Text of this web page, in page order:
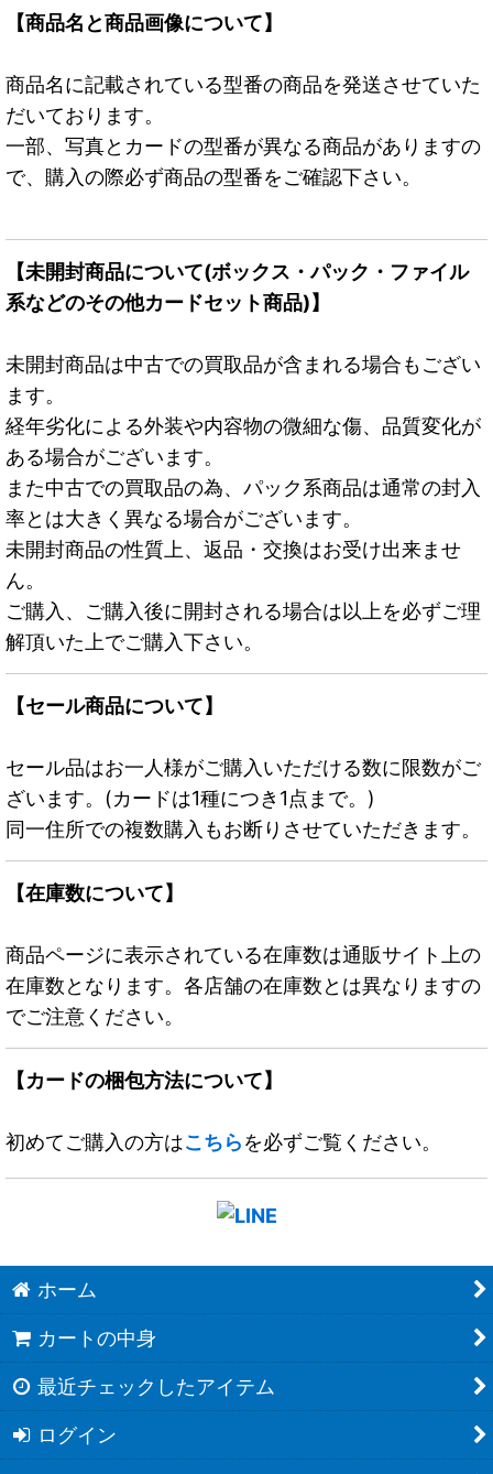
【商品名と商品画像について】
商品名に記載されている型番の商品を発送させていた
だいております。
一部、写真とカードの型番が異なる商品がありますの
で、購入の際必ず商品の型番をご確認下さい。
【未開封商品について(ボックス・パック・ファイル
系などのその他カードセット商品)】
未開封商品は中古での買取品が含まれる場合もござい
ます。
経年劣化による外装や内容物の微細な傷、品質変化が
ある場合がございます。
また中古での買取品の為、パック系商品は通常の封入
率とは大きく異なる場合がございます。
未開封商品の性質上、返品・交換はお受け出来ませ
ん。
ご購入、ご購入後に開封される場合は以上を必ずご理
解頂いた上でご購入下さい。
【セール商品について】
セール品はお一人様がご購入いただける数に限数がご
ざいます。(カードは1種につき1点まで。)
同一住所での複数購入もお断りさせていただきます。
【在庫数について】
商品ページに表示されている在庫数は通販サイト上の
在庫数となります。各店舗の在庫数とは異なりますの
でご注意ください。
【カードの梱包方法について】
初めてご購入の方はこちらを必ずご覧ください。
ホーム
カートの中身
最近チェックしたアイテム
ログイン